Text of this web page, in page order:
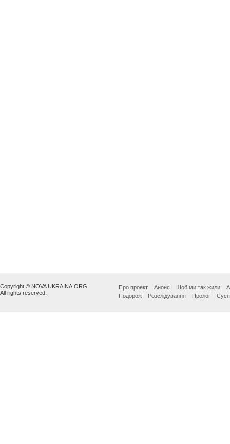
Copyright © NOVA UKRAINA.ORG
All rights reserved.
Про проект Анонс Щоб ми так жили
Подорож
Розслідування Пролог